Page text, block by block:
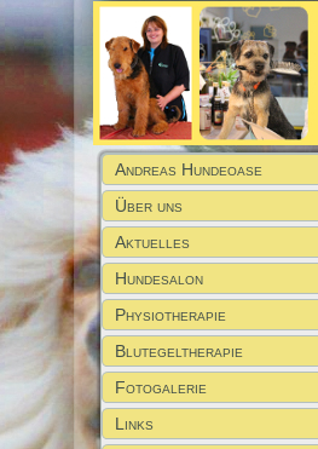
Andreas Hundeoase
Über uns
Aktuelles
Hundesalon
Physiotherapie
Blutegeltherapie
Fotogalerie
Links